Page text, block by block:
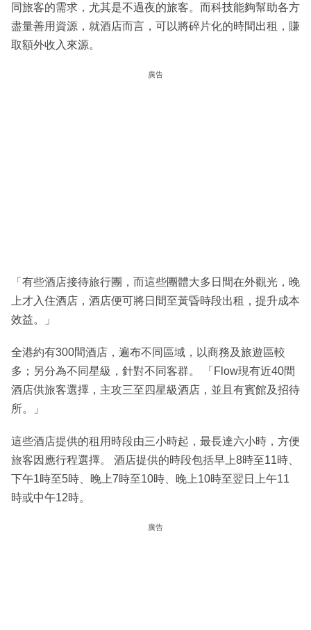
同旅客的需求，尤其是不過夜的旅客。而科技能夠幫助各方
盡量善用資源，就酒店而言，可以將碎片化的時間出租，賺
取額外收入來源。
廣告
「有些酒店接待旅行團，而這些團體大多日間在外觀光，晚
上才入住酒店，酒店便可將日間至黃昏時段出租，提升成本
效益。」
全港約有300間酒店，遍布不同區域，以商務及旅遊區較
多；另分為不同星級，針對不同客群。 「Flow現有近40間
酒店供旅客選擇，主攻三至四星級酒店，並且有賓館及招待
所。」
這些酒店提供的租用時段由三小時起，最長達六小時，方便
旅客因應行程選擇。 酒店提供的時段包括早上8時至11時、
下午1時至5時、晚上7時至10時、晚上10時至翌日上午11
時或中午12時。
廣告